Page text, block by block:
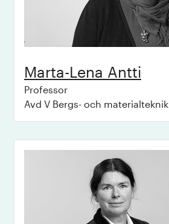
Marta-Lena Antti
Professor
Avd V Bergs- och materialteknik